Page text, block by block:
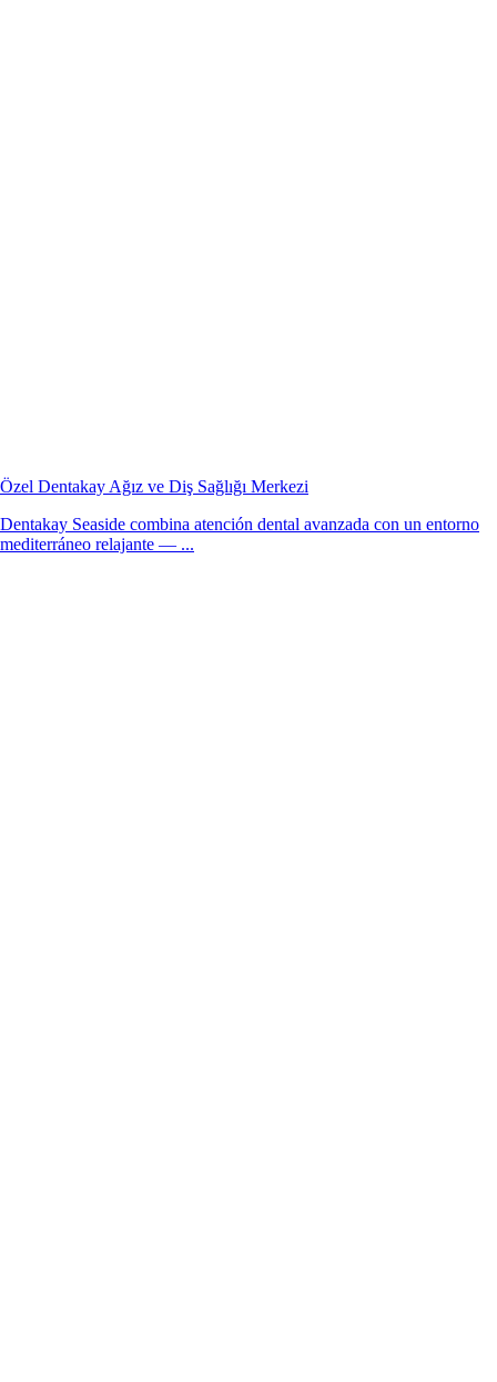
Özel Dentakay Ağız ve Diş Sağlığı Merkezi
Dentakay Seaside combina atención dental avanzada con un entorno
mediterráneo relajante — ...